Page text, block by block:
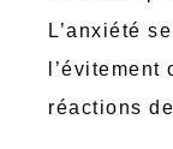
L’anxiété
réactions